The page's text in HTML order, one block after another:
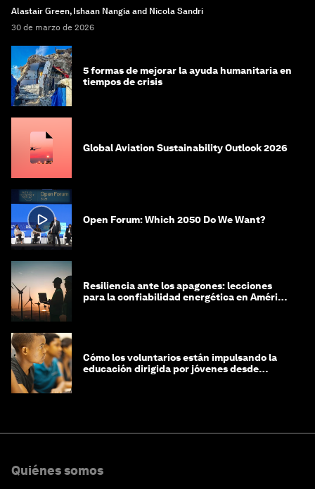
Alastair Green, Ishaan Nangia and Nicola Sandri
30 de marzo de 2026
5 formas de mejorar la ayuda humanitaria en
tiempos de crisis
Global Aviation Sustainability Outlook 2026
Open Forum: Which 2050 Do We Want?
Resiliencia ante los apagones: lecciones
para la confiabilidad energética en América
Cómo los voluntarios están impulsando la
educación dirigida por jóvenes desde
Quiénes somos